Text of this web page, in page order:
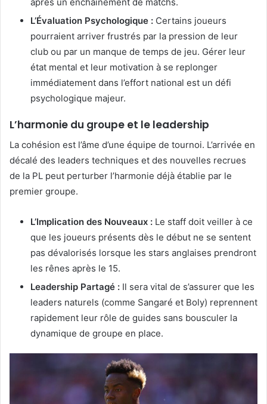
L’Évaluation Psychologique : Certains joueurs
pourraient arriver frustrés par la pression de leur
club ou par un manque de temps de jeu. Gérer leur
état mental et leur motivation à se replonger
immédiatement dans l’effort national est un défi
psychologique majeur.
L’harmonie du groupe et le leadership
La cohésion est l’âme d’une équipe de tournoi. L’arrivée en
décalé des leaders techniques et des nouvelles recrues
de la PL peut perturber l’harmonie déjà établie par le
premier groupe.
L’Implication des Nouveaux : Le staff doit veiller à ce
que les joueurs présents dès le début ne se sentent
pas dévalorisés lorsque les stars anglaises prendront
les rênes après le 15.
Leadership Partagé : Il sera vital de s’assurer que les
leaders naturels (comme Sangaré et Boly) reprennent
rapidement leur rôle de guides sans bousculer la
dynamique de groupe en place.